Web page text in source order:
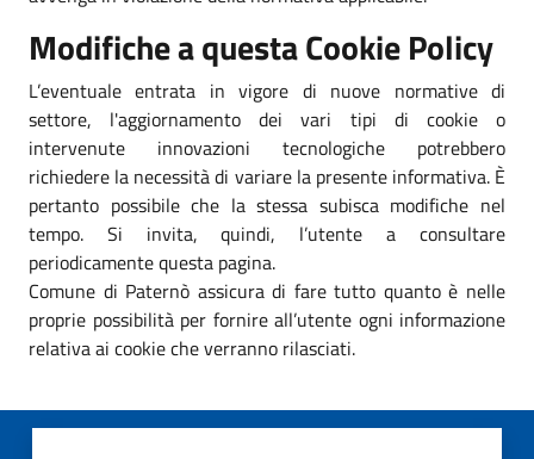
Modifiche a questa Cookie Policy
L’eventuale entrata in vigore di nuove normative di
settore, l'aggiornamento dei vari tipi di cookie o
intervenute innovazioni tecnologiche potrebbero
richiedere la necessità di variare la presente informativa. È
pertanto possibile che la stessa subisca modifiche nel
tempo. Si invita, quindi, l’utente a consultare
periodicamente questa pagina.
Comune di Paternò assicura di fare tutto quanto è nelle
proprie possibilità per fornire all’utente ogni informazione
relativa ai cookie che verranno rilasciati.